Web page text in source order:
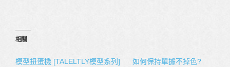
相關
模型扭蛋機 [TALELTLY模型系列]
如何保持單據不掉色?